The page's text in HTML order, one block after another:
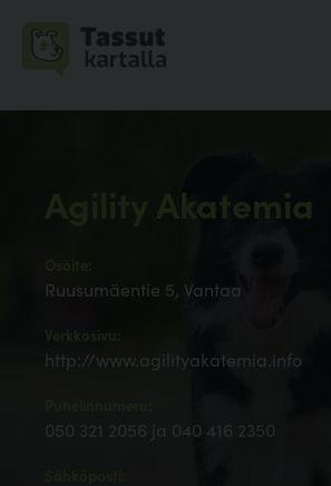
Agility Akatemia
Ruusumäentie 5, Vantaa
Verkkosivu:
http://www.agilityakatemia.info
050 321 2056 ja 040 416 2350